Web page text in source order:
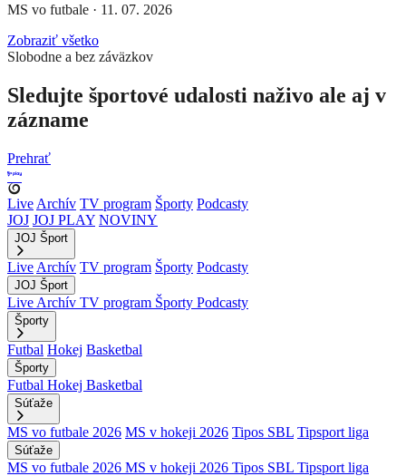
MS vo futbale · 11. 07. 2026
Zobraziť všetko
Slobodne a bez záväzkov
Sledujte športové udalosti naživo ale aj v
zázname
Prehrať
Live Archív TV program Športy Podcasty
JOJ JOJ PLAY NOVINY
JOJ Šport
Live Archív TV program Športy Podcasty
JOJ Šport
Live Archív TV program Športy Podcasty
Športy
Futbal Hokej Basketbal
Športy
Futbal Hokej Basketbal
Súťaže
MS vo futbale 2026 MS v hokeji 2026 Tipos SBL Tipsport liga
Súťaže
MS vo futbale 2026 MS v hokeji 2026 Tipos SBL Tipsport liga